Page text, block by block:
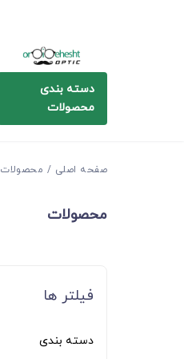
دسته بندی
محصولات
صفحه اصلی محصولات
محصولات
فیلتر ها
دسته بندی